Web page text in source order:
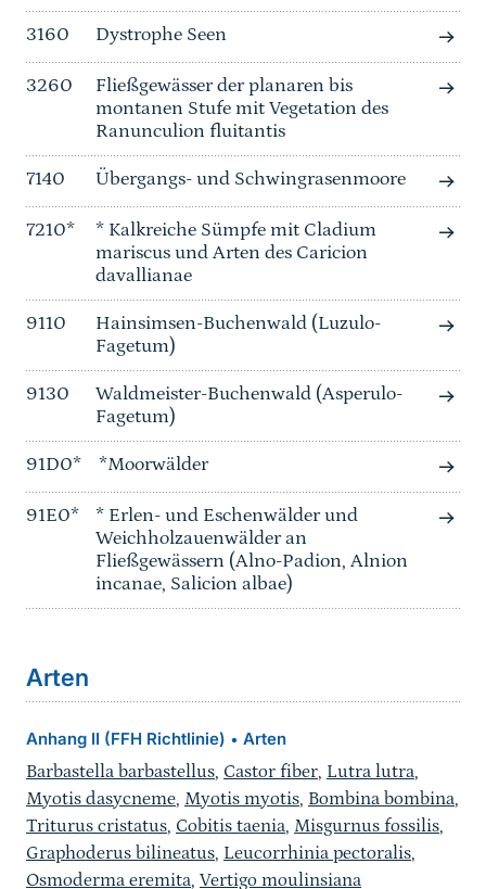
3160 Dystrophe Seen
3260
Fließgewässer der planaren bis
montanen Stufe mit Vegetation des
Ranunculion fluitantis
7140 Übergangs- und Schwingrasenmoore
7210*
* Kalkreiche Sümpfe mit Cladium
mariscus und Arten des Caricion
davallianae
9110
Hainsimsen-Buchenwald (Luzulo-
Fagetum)
9130
Waldmeister-Buchenwald (Asperulo-
Fagetum)
91D0* *Moorwälder
91E0*
* Erlen- und Eschenwälder und
Weichholzauenwälder an
Fließgewässern (Alno-Padion, Alnion
incanae, Salicion albae)
Arten
Anhang II (FFH Richtlinie) • Arten
Barbastella barbastellus, Castor fiber, Lutra lutra,
Myotis dasycneme, Myotis myotis, Bombina bombina,
Triturus cristatus, Cobitis taenia, Misgurnus fossilis,
Graphoderus bilineatus, Leucorrhinia pectoralis,
Osmoderma eremita, Vertigo moulinsiana